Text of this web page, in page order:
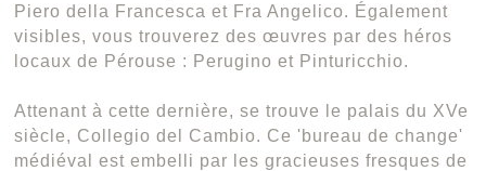
Piero della Francesca et Fra Angelico. Également
visibles, vous trouverez des œuvres par des héros
locaux de Pérouse : Perugino et Pinturicchio.
Attenant à cette dernière, se trouve le palais du XVe
siècle, Collegio del Cambio. Ce 'bureau de change'
médiéval est embelli par les gracieuses fresques de